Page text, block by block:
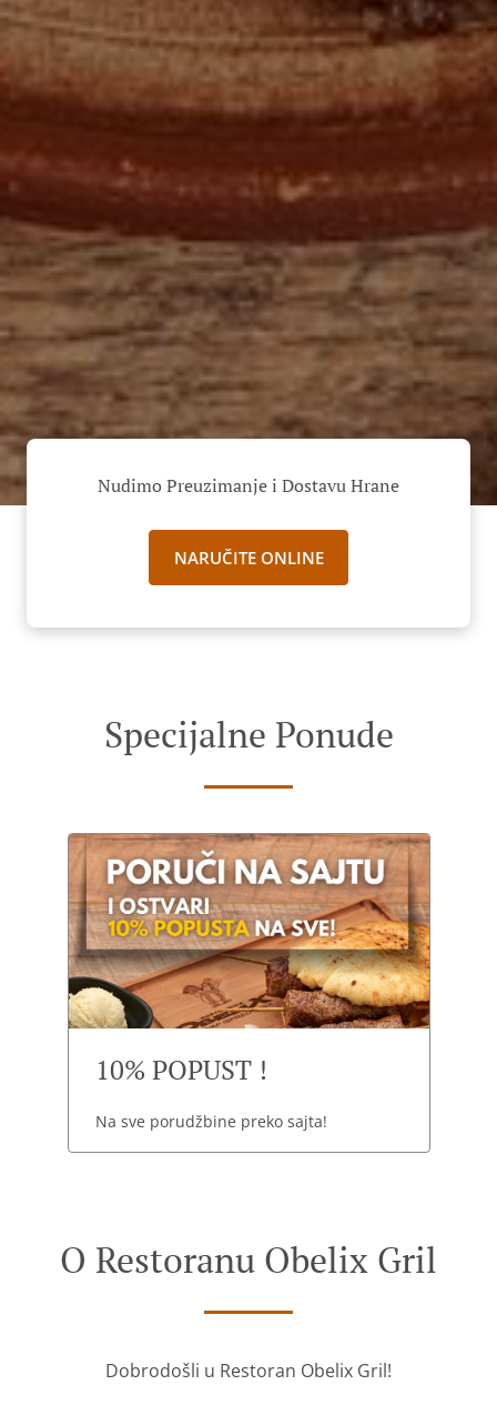
Nudimo Preuzimanje i Dostavu Hrane
NARUČITE ONLINE
Specijalne Ponude
10% POPUST !
Na sve porudžbine preko sajta!
O Restoranu Obelix Gril
Dobrodošli u Restoran Obelix Gril!